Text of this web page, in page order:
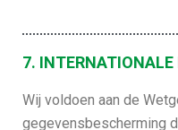
7. INTERNATIONALE
Wij voldoen aan de
gegevensbescherming